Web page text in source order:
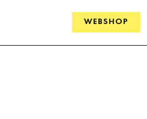
WEBSHOP